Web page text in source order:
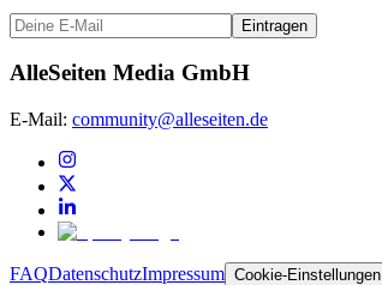
Eintragen
AlleSeiten Media GmbH
E-Mail: community@alleseiten.de
FAQDatenschutzImpressum Cookie-Einstellungen